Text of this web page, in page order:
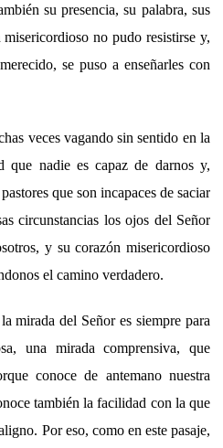
su presencia, su palabra, sus
no pudo resistirse y,
se puso a enseñarles con
veces vagando sin sentido en la
que nadie es capaz de darnos y,
que son incapaces de saciar
circunstancias los ojos del Señor
y su corazón misericordioso
el camino verdadero.
mirada del Señor es siempre para
una mirada comprensiva, que
conoce de antemano nuestra
también la facilidad con la que
Por eso, como en este pasaje,